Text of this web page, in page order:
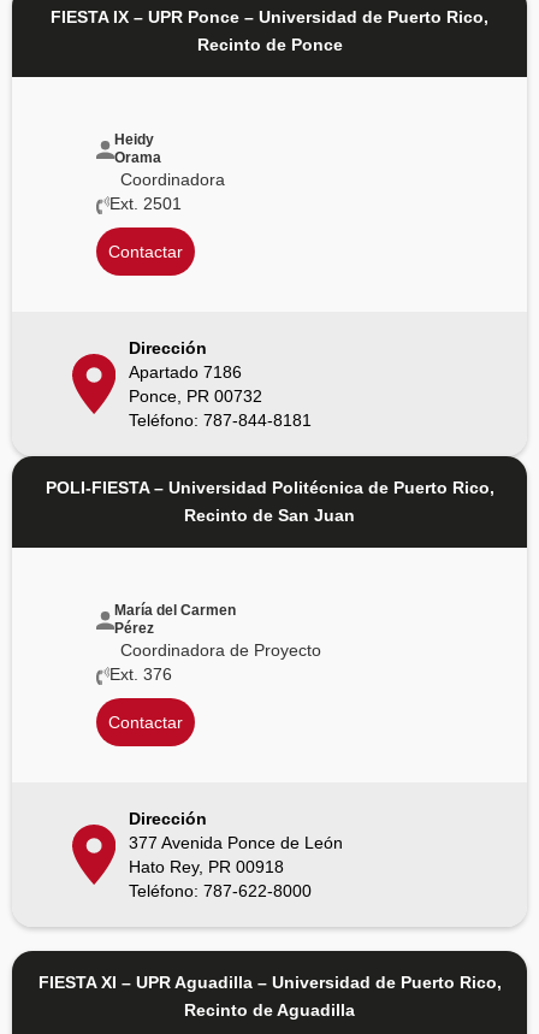
FIESTA IX – UPR Ponce – Universidad de Puerto Rico,
Recinto de Ponce
Heidy
Orama
Coordinadora
Ext. 2501
Contactar
Dirección
Apartado 7186
Ponce, PR 00732
Teléfono: 787-844-8181
POLI-FIESTA – Universidad Politécnica de Puerto Rico,
Recinto de San Juan
María del Carmen
Pérez
Coordinadora de Proyecto
Ext. 376
Contactar
Dirección
377 Avenida Ponce de León
Hato Rey, PR 00918
Teléfono: 787-622-8000
FIESTA XI – UPR Aguadilla – Universidad de Puerto Rico,
Recinto de Aguadilla